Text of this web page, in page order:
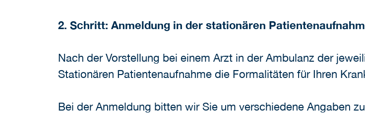
2. Schritt: Anmeldung in der stationären
Nach der Vorstellung bei einem Arzt in der Ambulanz der
Stationären Patientenaufnahme die Formalitäten für Ihren
Bei der Anmeldung bitten wir Sie um verschiedene Angaben